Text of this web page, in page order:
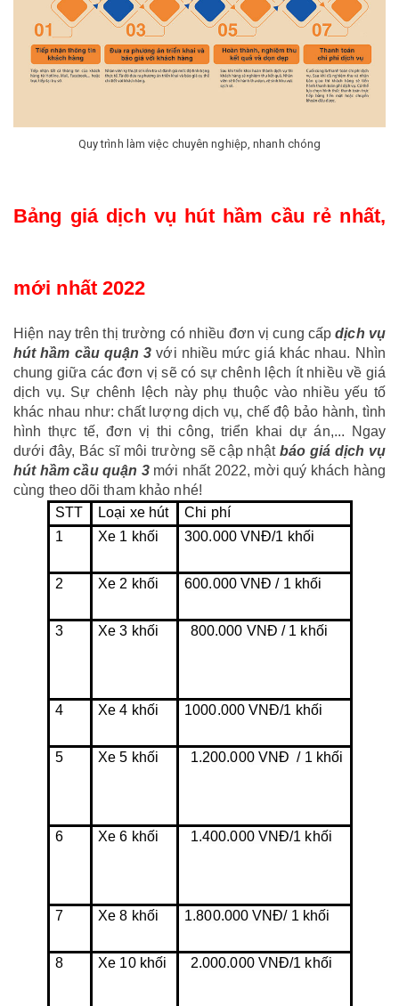
Quy trình làm việc chuyên nghiệp, nhanh chóng
Bảng giá dịch vụ hút hầm cầu rẻ nhất,
mới nhất 2022
Hiện nay trên thị trường có nhiều đơn vị cung cấpdịch vụ
hút hầm cầu quận 3 với nhiều mức giá khác nhau. Nhìn
chung giữa các đơn vị sẽ có sự chênh lệch ít nhiều về giá
dịch vụ. Sự chênh lệch này phụ thuộc vào nhiều yếu tố
khác nhau như: chất lượng dịch vụ, chế độ bảo hành, tình
hình thực tế, đơn vị thi công, triển khai dự án,... Ngay
dưới đây, Bác sĩ môi trường sẽ cập nhật báo giá dịch vụ
hút hầm cầu quận 3mới nhất 2022, mời quý khách hàng
cùng theo dõi tham khảo nhé!
STT
Loại xe hút
Chi phí
1
Xe 1 khối 300.000 VNĐ/1 khối
2 Xe 2 khối 600.000 VNĐ / 1 khối
3 Xe 3 khối 800.000 VNĐ / 1 khối
4 Xe 4 khối 1000.000 VNĐ/1 khối
5 Xe 5 khối 1.200.000 VNĐ  / 1 khối
6 Xe 6 khối 1.400.000 VNĐ/1 khối
7 Xe 8 khối 1.800.000 VNĐ/ 1 khối
8 Xe 10 khối 2.000.000 VNĐ/1 khối